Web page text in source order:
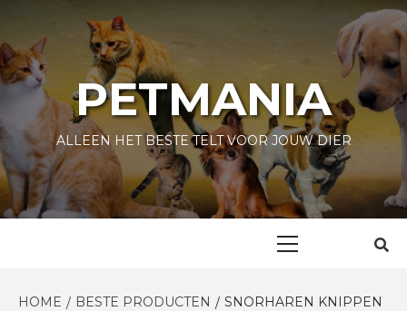
content
PETMANIA
ALLEEN HET BESTE TELT VOOR JOUW DIER
HOME BESTE PRODUCTEN SNORHAREN KNIPPEN